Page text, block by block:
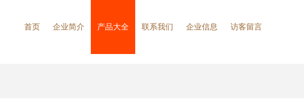
首页 企业简介 产品大全 联系我们 企业信息 访客留言